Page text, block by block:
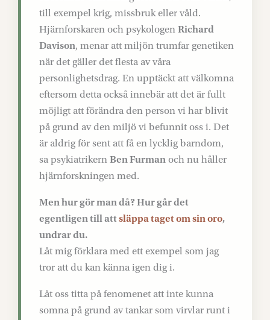
till exempel krig, missbruk eller våld.
Hjärnforskaren och psykologen Richard
Davison, menar att miljön trumfar genetiken
när det gäller det flesta av våra
personlighetsdrag. En upptäckt att välkomna
eftersom detta också innebär att det är fullt
möjligt att förändra den person vi har blivit
på grund av den miljö vi befunnit oss i. Det
är aldrig för sent att få en lycklig barndom,
sa psykiatrikern Ben Furman och nu håller
hjärnforskningen med.
Men hur gör man då? Hur går det
egentligen till attsläppa taget om sin oro,
undrar du.
Låt mig förklara med ett exempel som jag
tror att du kan känna igen dig i.
Låt oss titta på fenomenet att inte kunna
somna på grund av tankar som virvlar runt i